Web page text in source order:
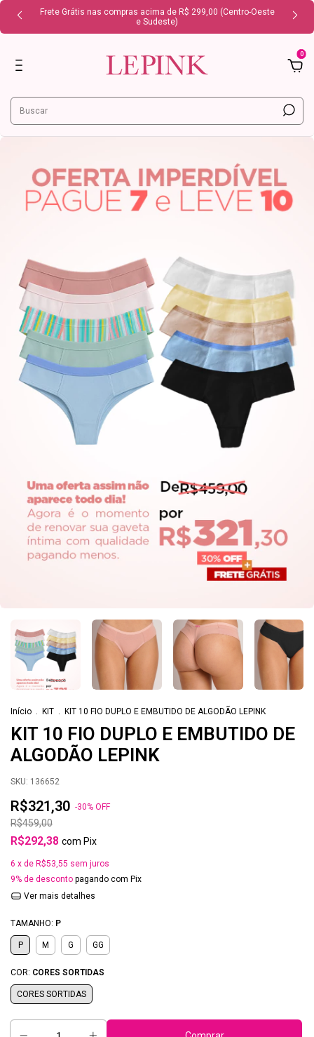
Frete Grátis nas compras acima de R$ 299,00 (Centro-Oeste
e Sudeste)
0
Início . KIT . KIT 10 FIO DUPLO E EMBUTIDO DE ALGODÃO LEPINK
KIT 10 FIO DUPLO E EMBUTIDO DE
ALGODÃO LEPINK
SKU: 136652
R$321,30 -30% OFF
R$459,00
R$292,38 com Pix
6 x de R$53,55 sem juros
9% de desconto pagando com Pix
Ver mais detalhes
TAMANHO: P
P M G GG
COR: CORES SORTIDAS
CORES SORTIDAS